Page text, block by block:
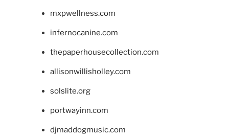
mxpwellness.com
infernocanine.com
thepaperhousecollection.com
allisonwillisholley.com
solslite.org
portwayinn.com
djmaddogmusic.com